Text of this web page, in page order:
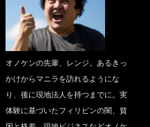
オノケンの先輩、レンジ。あるきっ
かけからマニラを訪れるようにな
り、後に現地法人を持つまでに。実
体験に基づいたフィリピンの闇、貧